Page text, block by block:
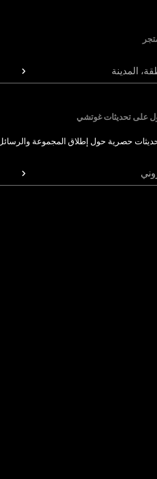
المدينة
على تحديثات غوتشي
حصرية حول إطلاق المجموعة